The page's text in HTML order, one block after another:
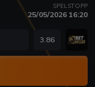
SPELSTOPP
25/05/2026 16:20
3.86